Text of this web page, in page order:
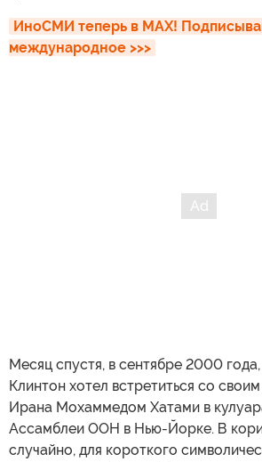
ИноСМИ теперь в MAX!
международное >>>
Месяц спустя, в сентябре 2000
Клинтон хотел встретиться со
Ирана Мохаммедом Хатами в
Ассамблеи ООН в Нью-Йорке. В
случайно, для короткого